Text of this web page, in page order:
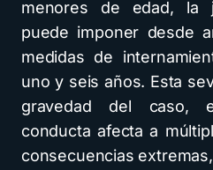
menores de edad, la
puede imponer desde
medidas de
uno y seis años. Esta
gravedad del caso,
conducta afecta a
consecuencias